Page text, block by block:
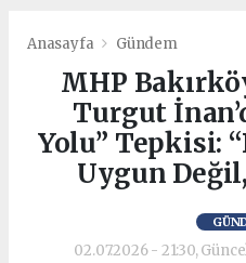
Anasayfa Gündem
MHP
Turgut
Yolu” Tepkisi:
Uygun
02.07.2026 - 21:30,